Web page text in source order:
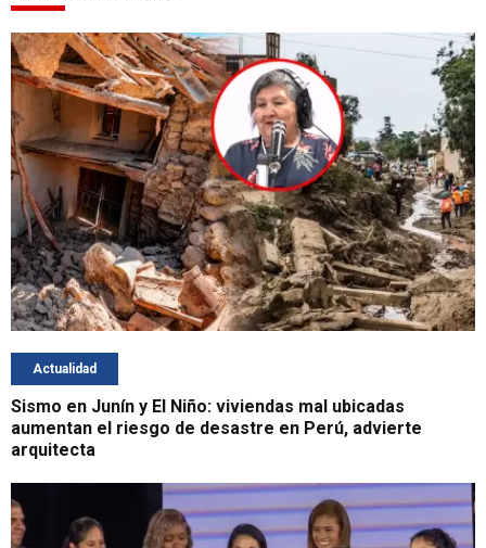
Actualidad
Sismo en Junín y El Niño: viviendas mal ubicadas
aumentan el riesgo de desastre en Perú, advierte
arquitecta